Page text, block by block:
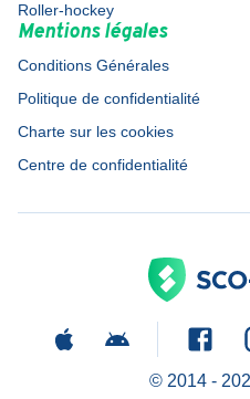
Roller-hockey
Mentions légales
Conditions Générales
Politique de confidentialité
Charte sur les cookies
Centre de confidentialité
© 2014 -